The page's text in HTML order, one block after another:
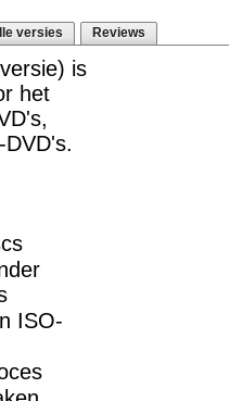
versies Reviews
is
het
ISO-